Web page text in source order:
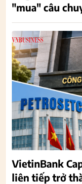
"mua" câu
VietinBank
liên tiếp trở